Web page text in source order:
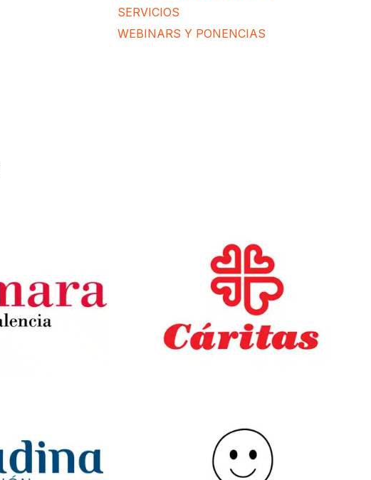
SERVICIOS
WEBINARS Y PONENCIAS